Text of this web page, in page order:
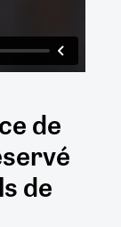
de
de